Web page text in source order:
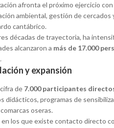
afronta el próximo ejercicio con
ambiental, gestión de
cantábrico.
décadas de trayectoria, ha
alcanzaron a más de 17.000
y expansión
de 7.000 participantes
didácticos, programas de
oseras.
los que existe contacto directo